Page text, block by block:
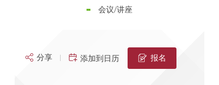
会议/讲座
分享 添加到日历 报名